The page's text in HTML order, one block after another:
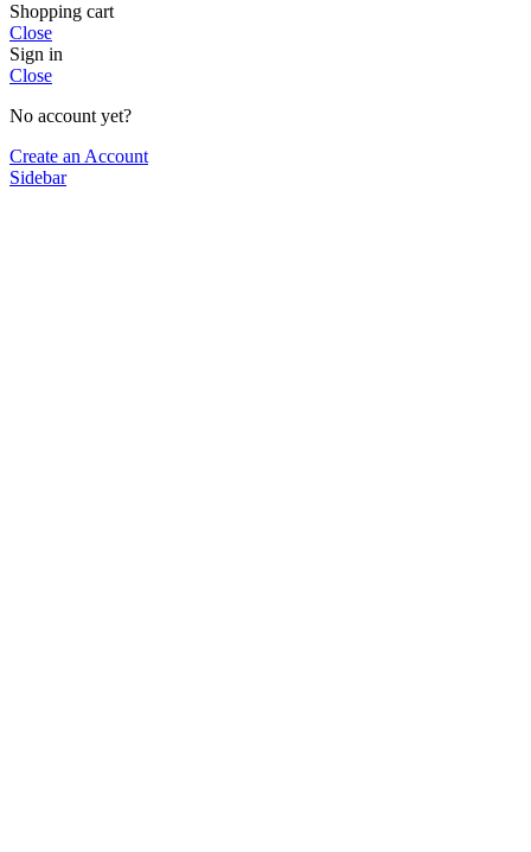
Shopping cart
Close
Sign in
Close
No account yet?
Create an Account
Sidebar